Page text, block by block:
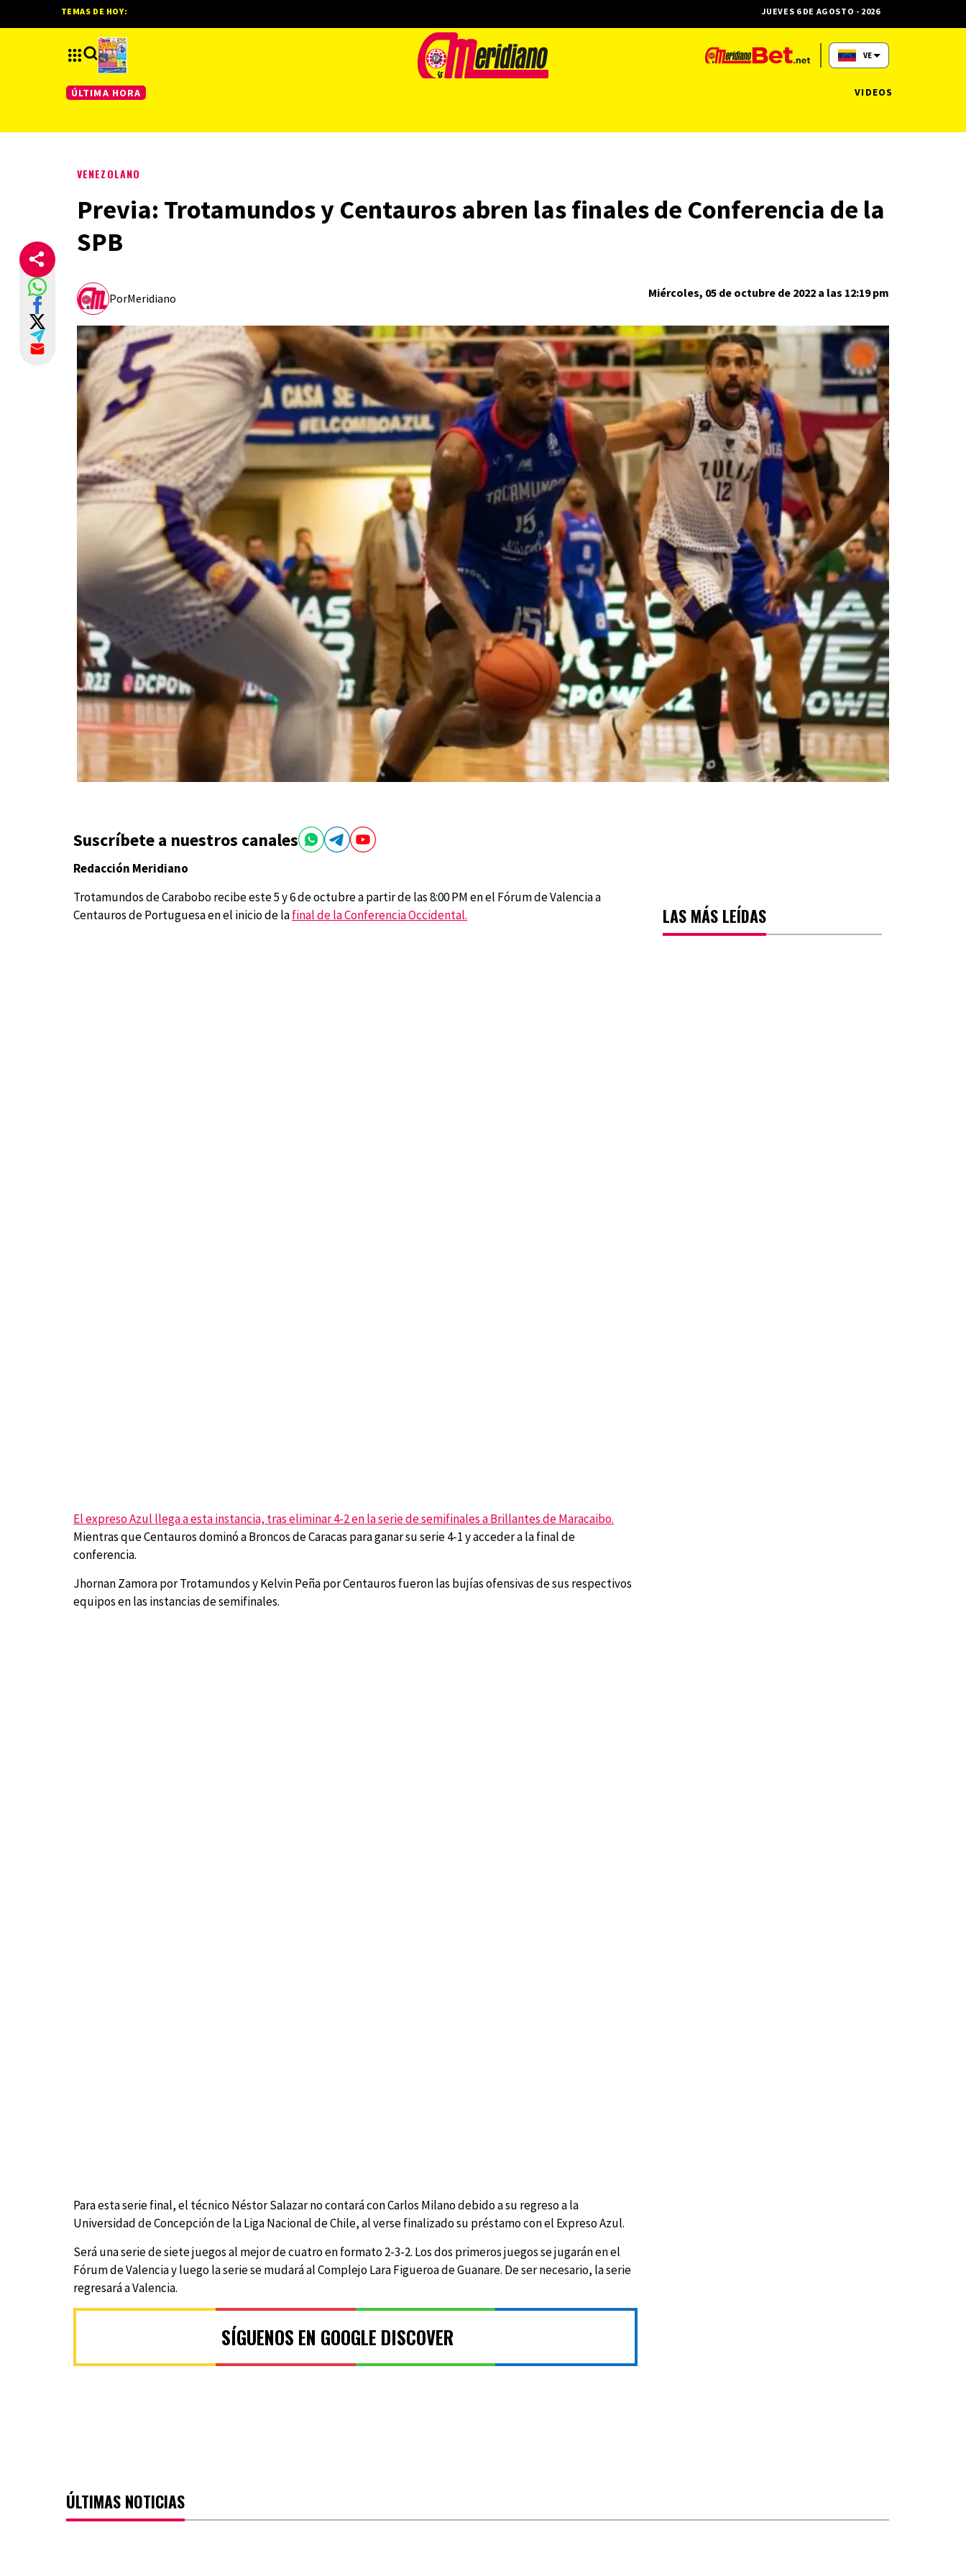
VENEZOLANO
Previa: Trotamundos y Centauros abren las finales de Conferencia de la
SPB
PorMeridiano Miércoles, 05 de octubre de 2022 a las 12:19 pm
Suscríbete a nuestros canales
Redacción Meridiano
Trotamundos de Carabobo recibe este 5 y 6 de octubre a partir de las 8:00 PM en el Fórum de Valencia a
Centauros de Portuguesa en el inicio de lafinal de la Conferencia Occidental.
El expreso Azul llega a esta instancia, tras eliminar 4-2 en la serie de semifinales a Brillantes de Maracaibo.
Mientras que Centauros dominó a Broncos de Caracas para ganar su serie 4-1 y acceder a la final de
conferencia.
Jhornan Zamora por Trotamundos y Kelvin Peña por Centauros fueron las bujías ofensivas de sus respectivos
equipos en las instancias de semifinales.
Para esta serie final, el técnico Néstor Salazar no contará con Carlos Milano debido a su regreso a la
Universidad de Concepción de la Liga Nacional de Chile, al verse finalizado su préstamo con el Expreso Azul.
Será una serie de siete juegos al mejor de cuatro en formato 2-3-2. Los dos primeros juegos se jugarán en el
Fórum de Valencia y luego la serie se mudará al Complejo Lara Figueroa de Guanare. De ser necesario, la serie
regresará a Valencia.
SÍGUENOS EN GOOGLE DISCOVER
LAS MÁS LEÍDAS
ÚLTIMAS NOTICIAS
TEMAS DE HOY: JUEVES 6 DE AGOSTO - 2026
VE
ÚLTIMA HORA VIDEOS